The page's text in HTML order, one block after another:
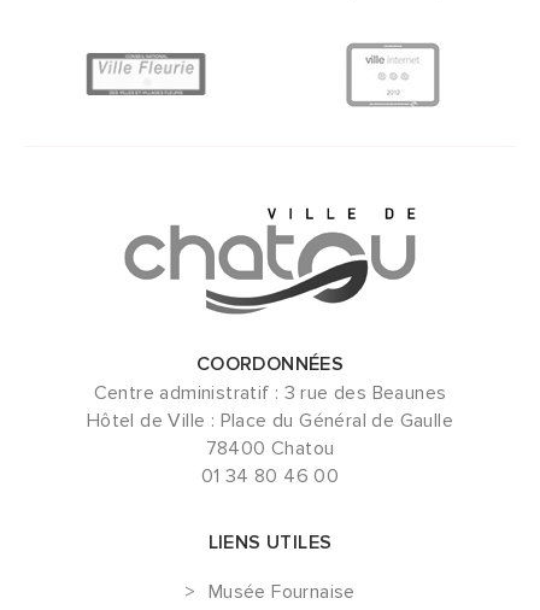
COORDONNÉES
Centre administratif : 3 rue des Beaunes
Hôtel de Ville : Place du Général de Gaulle
78400 Chatou
01 34 80 46 00
LIENS UTILES
Musée Fournaise